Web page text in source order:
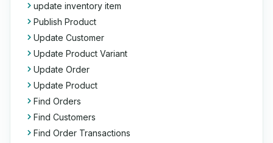
update inventory item
Publish Product
Update Customer
Update Product Variant
Update Order
Update Product
Find Orders
Find Customers
Find Order Transactions